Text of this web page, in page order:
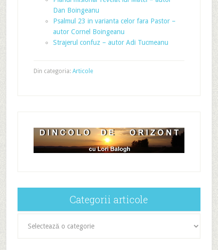
Dan Boingeanu
Psalmul 23 in varianta celor fara Pastor –
autor Cornel Boingeanu
Strajerul confuz – autor Adi Tucmeanu
Din categoria: Articole
Categorii articole
articole